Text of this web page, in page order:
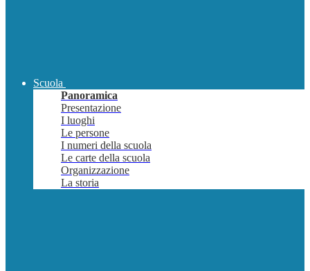
Scuola
Panoramica
Presentazione
I luoghi
Le persone
I numeri della scuola
Le carte della scuola
Organizzazione
La storia